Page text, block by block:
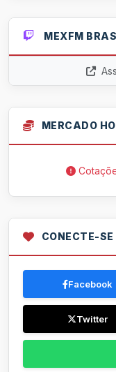
MEXFM
MERCADO
CONECTE-SE
Facebook
Twitter